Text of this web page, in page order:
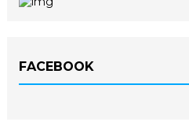
FACEBOOK